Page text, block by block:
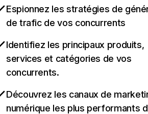
Espionnez les stratégies de
de trafic de vos concurrents
Identifiez les principaux produits,
services et catégories de vos
concurrents.
Découvrez les canaux de
numérique les plus performants